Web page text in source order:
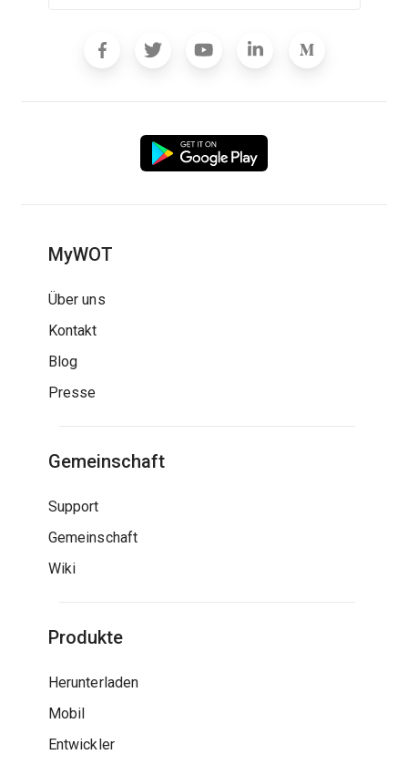
MyWOT
Über uns
Kontakt
Blog
Presse
Gemeinschaft
Support
Gemeinschaft
Wiki
Produkte
Herunterladen
Mobil
Entwickler